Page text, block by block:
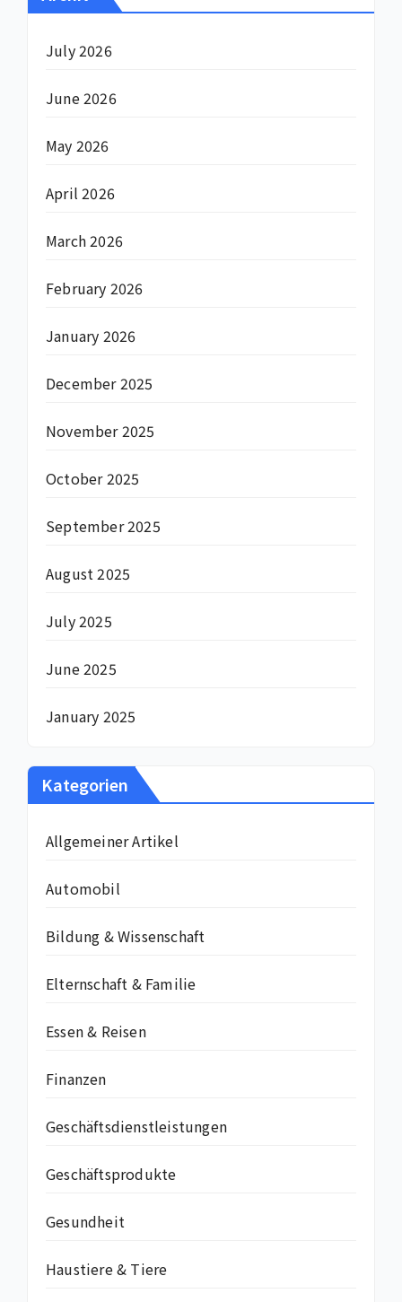
July 2026
June 2026
May 2026
April 2026
March 2026
February 2026
January 2026
December 2025
November 2025
October 2025
September 2025
August 2025
July 2025
June 2025
January 2025
Kategorien
Allgemeiner Artikel
Automobil
Bildung & Wissenschaft
Elternschaft & Familie
Essen & Reisen
Finanzen
Geschäftsdienstleistungen
Geschäftsprodukte
Gesundheit
Haustiere & Tiere